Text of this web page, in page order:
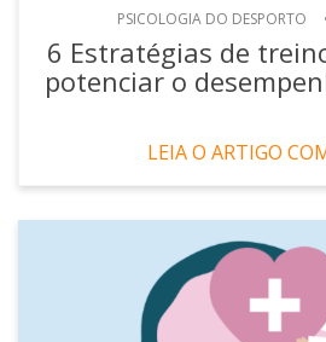
PSICOLOGIA DO DESPORTO
6 Estratégias de
potenciar o
LEIA O ARTIGO